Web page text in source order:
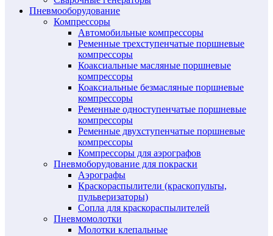
Пневмооборудование
Компрессоры
Автомобильные компрессоры
Ременные трехступенчатые поршневые
компрессоры
Коаксиальные масляные поршневые
компрессоры
Коаксиальные безмасляные поршневые
компрессоры
Ременные одноступенчатые поршневые
компрессоры
Ременные двухступенчатые поршневые
компрессоры
Компрессоры для аэрографов
Пневмоборудование для покраски
Аэрографы
Краскораспылители (краскопульты,
пульверизаторы)
Сопла для краскораспылителей
Пневмомолотки
Молотки клепальные